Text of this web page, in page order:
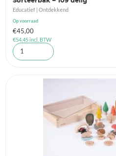
Educatief | Ontdekkend
Op voorraad
€45,00
€54,45incl. BTW